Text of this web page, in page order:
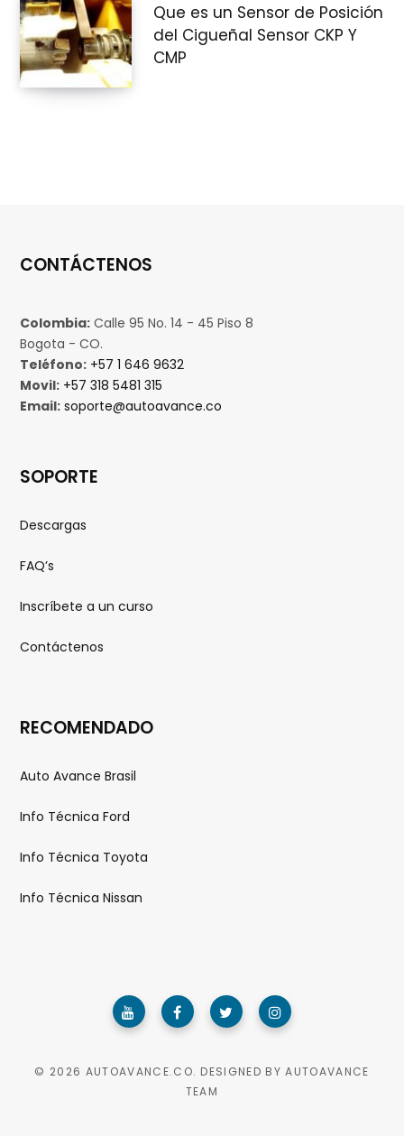
Que es un Sensor de Posición
del Cigueñal Sensor CKP Y
CMP
CONTÁCTENOS
Colombia: Calle 95 No. 14 - 45 Piso 8
Bogota - CO.
Teléfono: +57 1 646 9632
Movil: +57 318 5481 315
Email: soporte@autoavance.co
SOPORTE
Descargas
FAQ’s
Inscríbete a un curso
Contáctenos
RECOMENDADO
Auto Avance Brasil
Info Técnica Ford
Info Técnica Toyota
Info Técnica Nissan
© 2026 AUTOAVANCE.CO. DESIGNED BY AUTOAVANCE
TEAM